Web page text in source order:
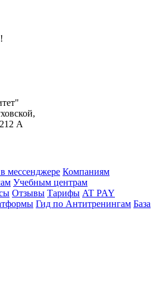
А
мессенджере Компаниям
Учебным центрам
Отзывы Тарифы AT PAY
Гид по Антитренингам База